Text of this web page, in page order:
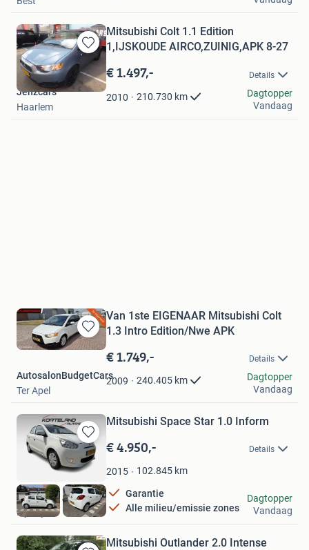
Bewaren
in
Mijn
Favorieten
Mitsubishi Colt 1.1 Edition
1,IJSKOUDE AIRCO,ZUINIG,APK 8-27
€ 1.497,- Details
2010 210.730 km
Jenzcars
Haarlem
Dagtopper
Vandaag
Bewaren
in
Favorieten
Van 1ste EIGENAAR Mitsubishi Colt
1.3 Intro Edition/Nwe APK
€ 1.749,- Details
2009 240.405 km
AutosalonBudgetCars
Ter Apel
Dagtopper
Vandaag
Bewaren
in
Mijn
Favorieten
Mitsubishi Space Star 1.0 Inform
€ 4.950,- Details
2015 102.845 km
Garantie
Alle milieu/emissie zones
Korteland Auto's
Rijswijk
Dagtopper
Vandaag
Mitsubishi Outlander 2.0 Intense